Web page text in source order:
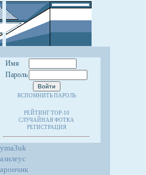
Имя
Пароль
ВСПОМНИТЬ ПАРОЛЬ
РЕЙТИНГ TOP-10
СЛУЧАЙНАЯ ФОТКА
РЕГИСТРАЦИЯ